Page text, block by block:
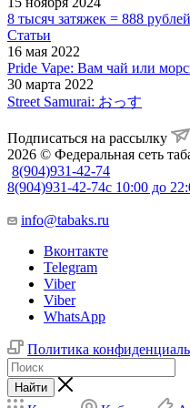
8 тысяч затяжек = 888
Статьи
16 мая 2022
Pride Vape: Вам чай или
30 марта 2022
Street Samurai: おっす
Подписаться на рассылку
2026 © Федеральная сеть
8(904)931-42-74
8(904)931-42-74с 10:00 до
info@tabaks.ru
Вконтакте
Telegram
Viber
Viber
WhatsApp
Политика
Найти